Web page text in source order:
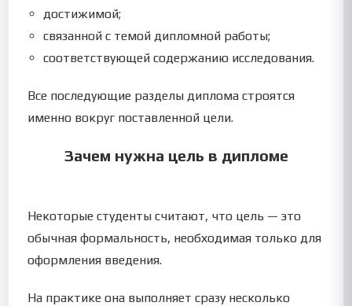
достижимой;
связанной с темой дипломной работы;
соответствующей содержанию исследования.
Все последующие разделы диплома строятся
именно вокруг поставленной цели.
Зачем нужна цель в дипломе
Некоторые студенты считают, что цель — это
обычная формальность, необходимая только для
оформления введения.
На практике она выполняет сразу несколько